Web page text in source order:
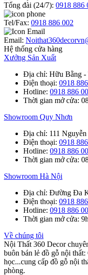
Tổng đài (24/7): 0918 886
Tel/Fax: 0918 886 002
Email:
Hệ thống cửa hàng
Xưởng Sản Xuất
Địa chỉ: Hữu Bằng
Điện thoại: 0918
Hotline: 0918 886
Thời gian mở cửa:
Showroom Quy Nhơn
Địa chỉ: 111
Điện thoại: 0918
Hotline: 0918 886
Thời gian mở cửa:
Showroom Hà Nội
Địa chỉ: Đường Đa
Điện thoại: 0918
Hotline: 0918 886
Thời gian mở cửa:
Về chúng tôi
Nội Thất 360 Decor
buôn bán lẻ đồ gỗ nội
học...cung cấp đồ gỗ nội
phòng.